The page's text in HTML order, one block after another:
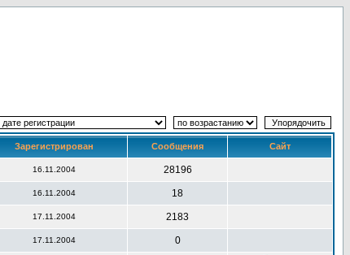
Зарегистрирован Сообщения Сайт
16.11.2004 28196
16.11.2004 18
17.11.2004 2183
17.11.2004 0